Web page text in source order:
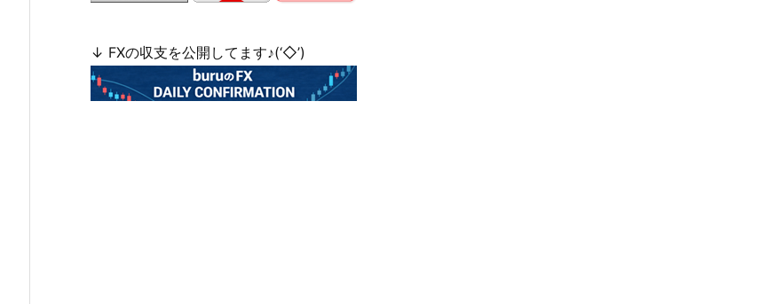
↓ FXの収支を公開してます♪(‘◇’)ゞ